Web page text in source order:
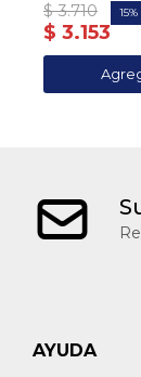
$ 3.153
$ 3.710 15
AYUDA